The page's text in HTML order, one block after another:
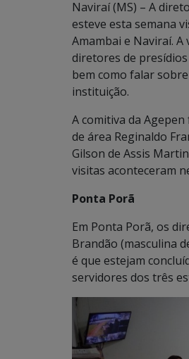
Naviraí (MS) – A
esteve esta semana
Amambai e Naviraí.
diretores de
bem como falar
instituição.
A comitiva da
de área Reginaldo
Gilson de Assis
visitas aconteceram
Ponta Porã
Em Ponta Porã, os
Brandão (masculina
é que estejam
servidores dos três